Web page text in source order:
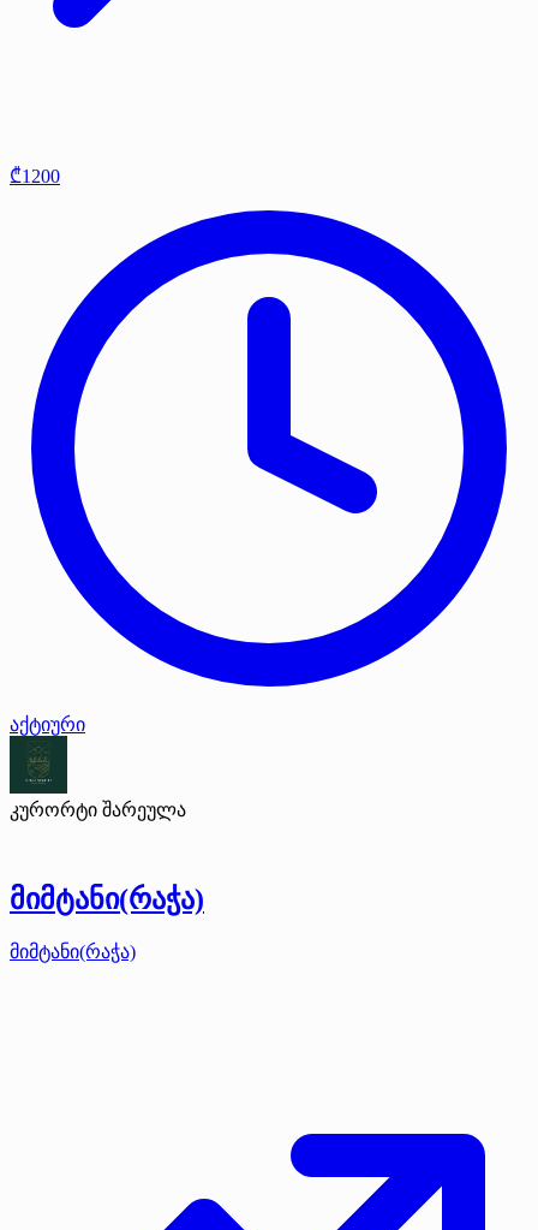
₾1200
აქტიური
კურორტი შარეულა
მიმტანი(რაჭა)
მიმტანი(რაჭა)